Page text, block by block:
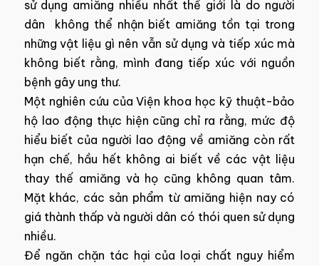
sử dụng amiăng nhiều nhất thế giới là do người
dân không thể nhận biết amiăng tồn tại trong
những vật liệu gì nên vẫn sử dụng và tiếp xúc mà
không biết rằng, mình đang tiếp xúc với nguồn
bệnh gây ung thư.
Một nghiên cứu của Viện khoa học kỹ thuật-bảo
hộ lao động thực hiện cũng chỉ ra rằng, mức độ
hiểu biết của người lao động về amiăng còn rất
hạn chế, hầu hết không ai biết về các vật liệu
thay thế amiăng và họ cũng không quan tâm.
Mặt khác, các sản phẩm từ amiăng hiện nay có
giá thành thấp và người dân có thói quen sử dụng
nhiều.
Để ngăn chặn tác hại của loại chất nguy hiểm